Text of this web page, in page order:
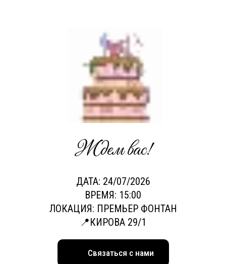
Ждем вас!
ДАТА: 24/07/2026
ВРЕМЯ: 15:00
ЛОКАЦИЯ: ПРЕМЬЕР ФОНТАН
📍КИРОВА 29/1
Связаться с нами